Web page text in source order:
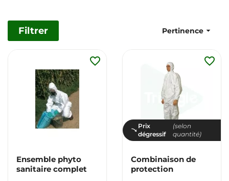
Filtrer Pertinence
Ensemble phyto
sanitaire complet
favorite_border
Prix
dégressif
(selon
quantité)
Combinaison de
protection
favorite_border